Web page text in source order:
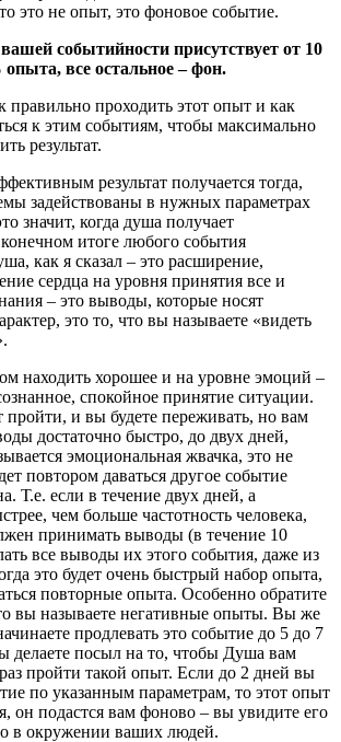
это не опыт, это фоновое событие.
событийности присутствует от 10
все остальное – фон.
правильно проходить этот опыт и как
к этим событиям, чтобы максимально
результат.
результат получается тогда,
задействованы в нужных параметрах
значит, когда душа получает
итоге любого события
как я сказал – это расширение,
сердца на уровня принятия все и
– это выводы, которые носят
это то, что вы называете «видеть
находить хорошее и на уровне эмоций –
спокойное принятие ситуации.
пройти, и вы будете переживать, но вам
достаточно быстро, до двух дней,
эмоциональная жвачка, это не
повтором даваться другое событие
Т.е. если в течение двух дней, а
чем больше частотность человека,
принимать выводы (в течение 10
все выводы их этого события, даже из
это будет очень быстрый набор опыта,
повторные опыта. Особенно обратите
вы называете негативные опыты. Вы же
продлевать это событие до 5 до 7
делаете посыл на то, чтобы Душа вам
пройти такой опыт. Если до 2 дней вы
по указанным параметрам, то этот опыт
он подастся вам фоново – вы увидите его
в окружении ваших людей.